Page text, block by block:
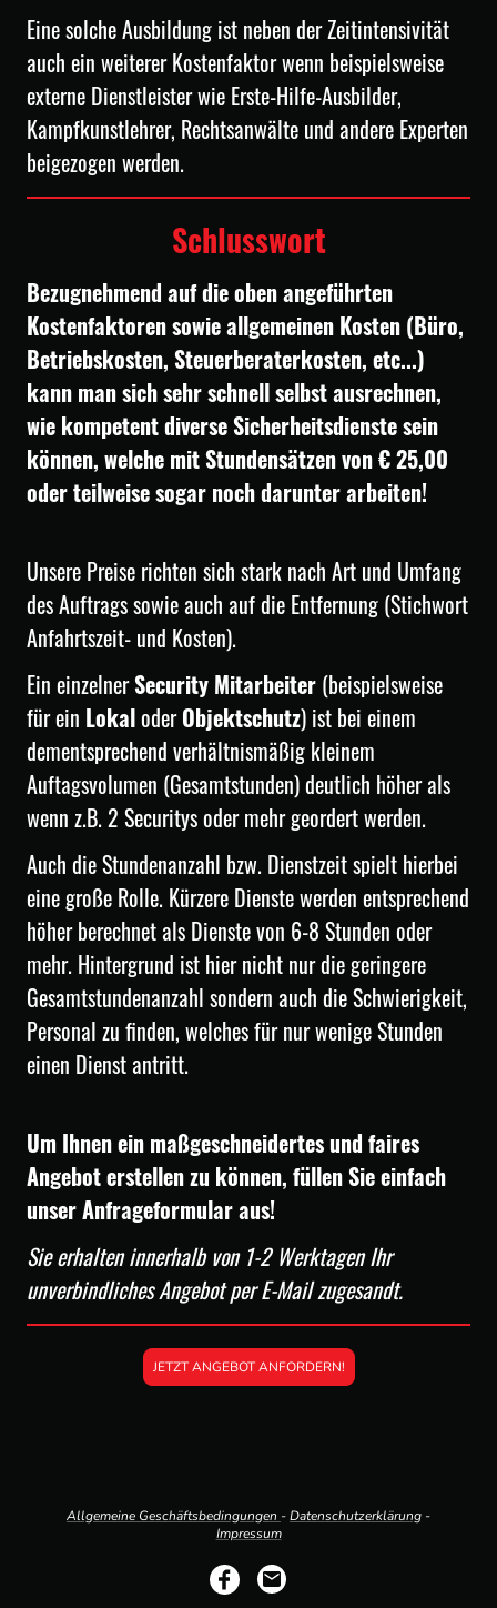
Eine solche Ausbildung ist neben der Zeitintensivität
auch ein weiterer Kostenfaktor wenn beispielsweise
externe Dienstleister wie Erste-Hilfe-Ausbilder,
Kampfkunstlehrer, Rechtsanwälte und andere Experten
beigezogen werden.
Schlusswort
Bezugnehmend auf die oben angeführten
Kostenfaktoren sowie allgemeinen Kosten (Büro,
Betriebskosten, Steuerberaterkosten, etc...)
kann man sich sehr schnell selbst ausrechnen,
wie kompetent diverse Sicherheitsdienste sein
können, welche mit Stundensätzen von € 25,00
oder teilweise sogar noch darunter arbeiten!
Unsere Preise richten sich stark nach Art und Umfang
des Auftrags sowie auch auf die Entfernung (Stichwort
Anfahrtszeit- und Kosten).
Ein einzelnerSecurity Mitarbeiter (beispielsweise
für ein LokaloderObjektschutz) ist bei einem
dementsprechend verhältnismäßig kleinem
Auftagsvolumen (Gesamtstunden) deutlich höher als
wenn z.B. 2 Securitys oder mehr geordert werden.
Auch die Stundenanzahl bzw. Dienstzeit spielt hierbei
eine große Rolle. Kürzere Dienste werden entsprechend
höher berechnet als Dienste von 6-8 Stunden oder
mehr. Hintergrund ist hier nicht nur die geringere
Gesamtstundenanzahl sondern auch die Schwierigkeit,
Personal zu finden, welches für nur wenige Stunden
einen Dienst antritt.
Um Ihnen ein maßgeschneidertes und faires
Angebot erstellen zu können, füllen Sie einfach
unser Anfrageformular aus!
Sie erhalten innerhalb von 1-2 Werktagen Ihr
unverbindliches Angebot per E-Mail zugesandt.
JETZT ANGEBOT ANFORDERN!
Allgemeine Geschäftsbedingungen -Datenschutzerklärung -
Impressum